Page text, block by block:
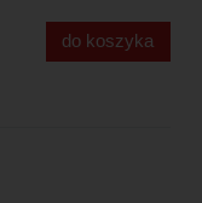
do koszyka